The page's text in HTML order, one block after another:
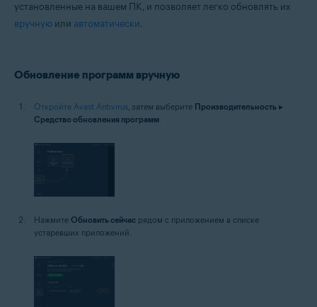
установленные на вашем ПК, и позволяет легко обновлять их
вручную или автоматически.
Обновление программ вручную
Откройте Avast Antivirus, затем выберите Производительность ▸
Средство обновления программ.
Нажмите Обновить сейчас рядом с приложением в списке
устаревших приложений.